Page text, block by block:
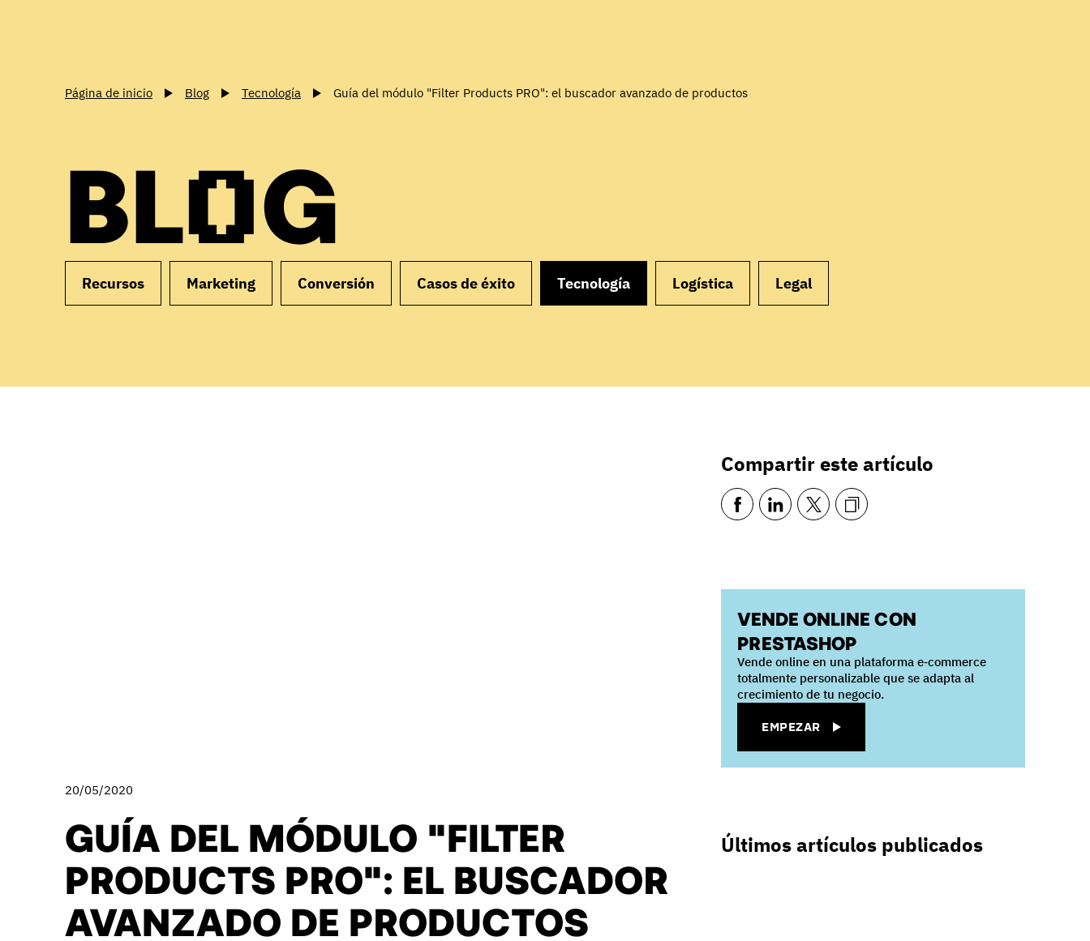
Página de inicio Blog Tecnología Guía del módulo "Filter Products PRO": el buscador avanzado de productos
BLOG
Recursos Marketing Conversión Casos de éxito Tecnología Logística Legal
20/05/2020
GUÍA DEL MÓDULO "FILTER
PRODUCTS PRO": EL BUSCADOR
AVANZADO DE PRODUCTOS
Compartir este artículo
VENDE ONLINE CON
PRESTASHOP
Vende online en una plataforma e‑commerce
totalmente personalizable que se adapta al
crecimiento de tu negocio.
EMPEZAR
Últimos artículos publicados